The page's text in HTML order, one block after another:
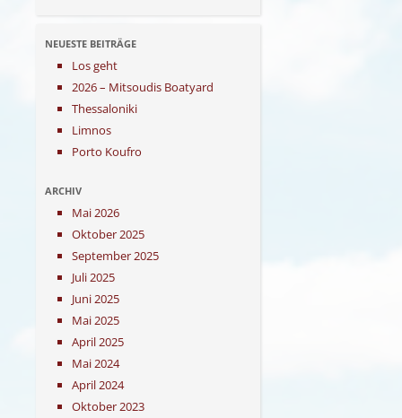
NEUESTE BEITRÄGE
Los geht
2026 – Mitsoudis Boatyard
Thessaloniki
Limnos
Porto Koufro
ARCHIV
Mai 2026
Oktober 2025
September 2025
Juli 2025
Juni 2025
Mai 2025
April 2025
Mai 2024
April 2024
Oktober 2023